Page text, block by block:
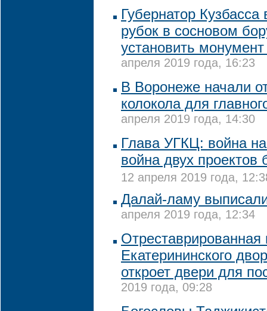
Губернатор
рубок в сосновом
установить
апреля 2019 года, 16:23
В Воронеже начали
колокола для
апреля 2019 года, 14:30
Глава УГКЦ: война
война двух проектов
12 апреля 2019 года,
Далай-ламу
апреля 2019 года, 12:34
Отреставрированная
Екатерининского
откроет двери для
2019 года, 09:28